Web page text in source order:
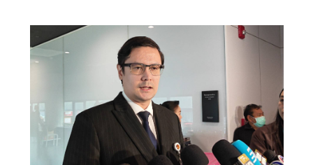
ระวังตกเป็นเครื่องมือเขมร​